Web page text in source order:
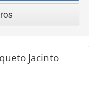
Jacinto